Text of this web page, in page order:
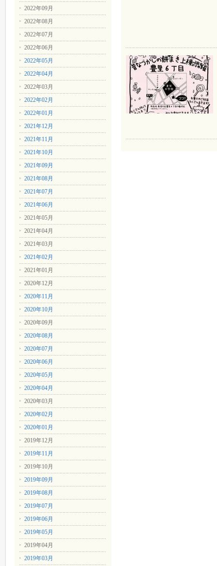
2022年09月
2022年08月
2022年07月
2022年06月
2022年05月
2022年04月
2022年03月
2022年02月
2022年01月
2021年12月
2021年11月
2021年10月
2021年09月
2021年08月
2021年07月
2021年06月
2021年05月
2021年04月
2021年03月
2021年02月
2021年01月
2020年12月
2020年11月
2020年10月
2020年09月
2020年08月
2020年07月
2020年06月
2020年05月
2020年04月
2020年03月
2020年02月
2020年01月
2019年12月
2019年11月
2019年10月
2019年09月
2019年08月
2019年07月
2019年06月
2019年05月
2019年04月
2019年03月